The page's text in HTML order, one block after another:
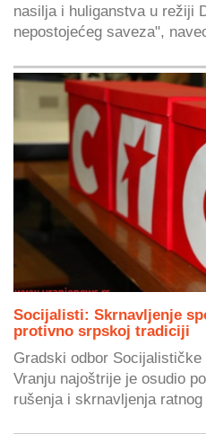
nasilja i huliganstva u režiji
nepostojećeg saveza",
Socijalisti: Skrnavljenje
protivno srpskoj tradiciji
Gradski odbor
Vranju najoštrije je osudio
rušenja i skrnavljenja